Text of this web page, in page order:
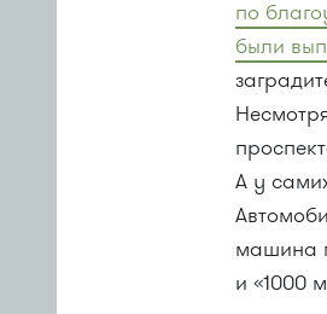
по
были
А у
машина
и «1000